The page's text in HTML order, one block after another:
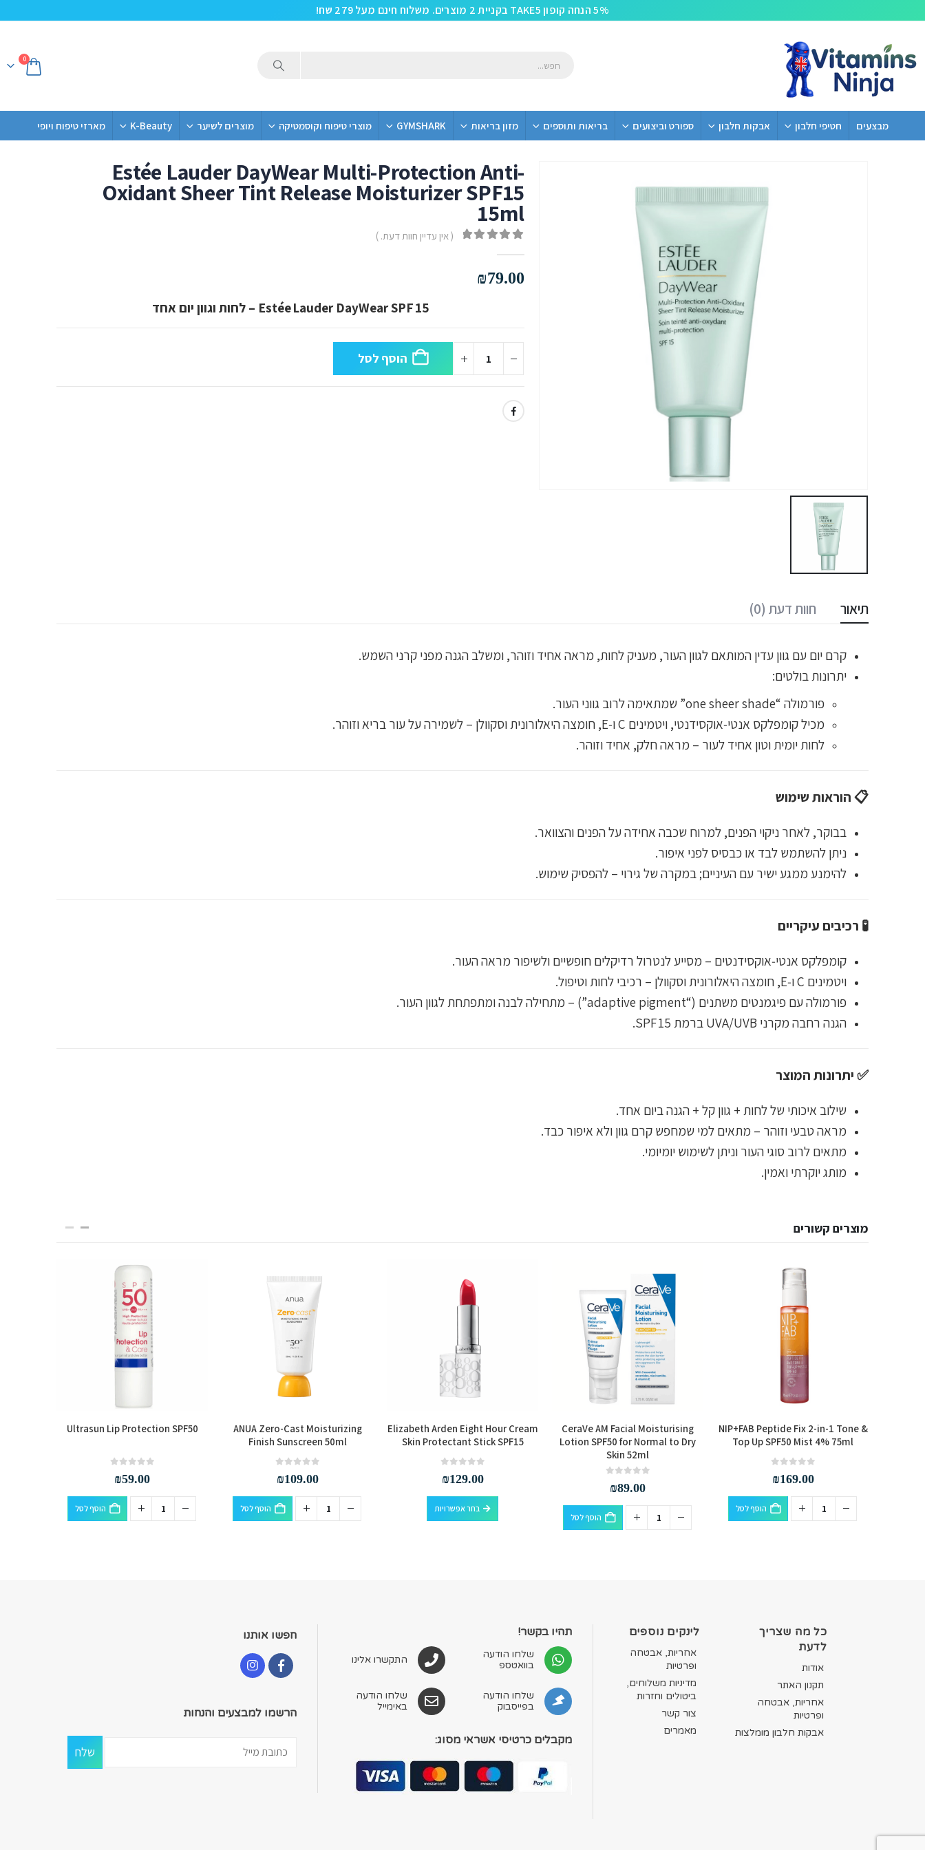
5% הנחה קופון TAKE5 בקניית 2 מוצרים. משלוח חינם מעל 279 שח!
0
מבצעים חטיפי חלבון אבקות חלבון ספורט וביצועים בריאות ותוספים מזון בריאות GYMSHARK מוצרי טיפוח וקוסמטיקה מוצרים לשיער K-Beauty מארזי טיפוח ויופי
Estée Lauder DayWear Multi-Protection Anti-
Oxidant Sheer Tint Release Moisturizer SPF15
15ml
( אין עדיין חוות דעת. )
₪79.00
Estée Lauder DayWear SPF 15 – לחות וגוון יום אחד
הוסף לסל
תיאור חוות דעת (0)
קרם יום עם גוון עדין המותאם לגוון העור, מעניק לחות, מראה אחיד וזוהר, ומשלב הגנה מפני קרני השמש.
יתרונות בולטים:
פורמולה “one sheer shade” שמתאימה לרוב גווני העור.
מכיל קומפלקס אנטי‑אוקסידנטי, ויטמינים C ו‑E, חומצה היאלורונית וסקוולן – לשמירה על עור בריא וזוהר.
לחות יומית וטון אחיד לעור – מראה חלק, אחיד וזוהר.
📋 הוראות שימוש
בבוקר, לאחר ניקוי הפנים, למרוח שכבה אחידה על הפנים והצוואר.
ניתן להשתמש לבד או כבסיס לפני איפור.
להימנע ממגע ישיר עם העיניים; במקרה של גירוי – להפסיק שימוש.
🧪 רכיבים עיקריים
קומפלקס אנטי‑אוקסידנטים – מסייע לנטרול רדיקלים חופשיים ולשיפור מראה העור.
ויטמינים C ו‑E, חומצה היאלורונית וסקוולן – רכיבי לחות וטיפול.
פורמולה עם פיגמנטים משתנים (“adaptive pigment”) – מתחילה לבנה ומתפתחת לגוון העור.
הגנה רחבה מקרני UVA/UVB ברמת SPF 15.
✅ יתרונות המוצר
שילוב איכותי של לחות + גוון קל + הגנה ביום אחד.
מראה טבעי וזוהר – מתאים למי שמחפש קרם גוון ולא איפור כבד.
מתאים לרוב סוגי העור וניתן לשימוש יומיומי.
מותג יוקרתי ואמין.
מוצרים קשורים
NIP+FAB Peptide Fix 2-in-1 Tone &
Top Up SPF50 Mist 4% 75ml
₪169.00
הוסף לסל
CeraVe AM Facial Moisturising
Lotion SPF50 for Normal to Dry
Skin 52ml
₪89.00
הוסף לסל
Elizabeth Arden Eight Hour Cream
Skin Protectant Stick SPF15
₪129.00
בחר אפשרויות
למוצר זה יש מספר סוגים. ניתן לבחור את האפשרויות בעמוד המוצר
ANUA Zero-Cast Moisturizing
Finish Sunscreen 50ml
₪109.00
הוסף לסל
Ultrasun Lip Protection SPF50
₪59.00
הוסף לסל
כל מה שצריך
לדעת
אודות
תקנון האתר
אחריות, אבטחה
ופרטיות
אבקות חלבון מומלצות
לינקים נוספים
אחריות, אבטחה
ופרטיות
מדיניות משלוחים,
ביטולים וחזרות
צור קשר
מאמרים
תהיו בקשר!
שלחו הודעה
בוואטספ
שלחו הודעה
בפייסבוק
התקשרו אלינו
שלחו הודעה
באימייל
מקבלים כרטיסי אשראי מסוג:
חפשו אותנו
הרשמו למבצעים והנחות